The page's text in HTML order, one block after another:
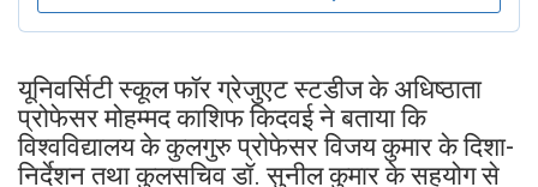
यूनिवर्सिटी स्कूल फॉर ग्रेजुएट स्टडीज के अधिष्ठाता
प्रोफेसर मोहम्मद काशिफ किदवई ने बताया कि
विश्वविद्यालय के कुलगुरु प्रोफेसर विजय कुमार के दिशा-
निर्देशन तथा कुलसचिव डॉ. सुनील कुमार के सहयोग से